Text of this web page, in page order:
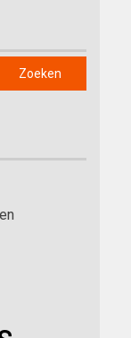
Zoeken